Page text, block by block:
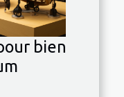
bien